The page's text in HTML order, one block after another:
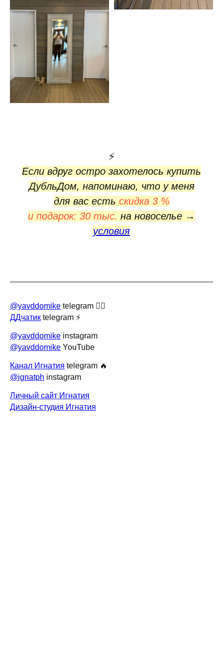
⚡️
Если вдруг остро захотелось купить
ДубльДом, напоминаю, что у меня
для вас есть скидка 3 %
и подарок: 30 тыс. на новоселье →
условия
@yavddomike telegram 🙆‍♂️
ДДчатик telegram ⚡️
@yavddomike instagram
@yavddomike YouTube
Канал Игнатия telegram 🔥
@ignatph instagram
Личный сайт Игнатия
Дизайн-студия Игнатия